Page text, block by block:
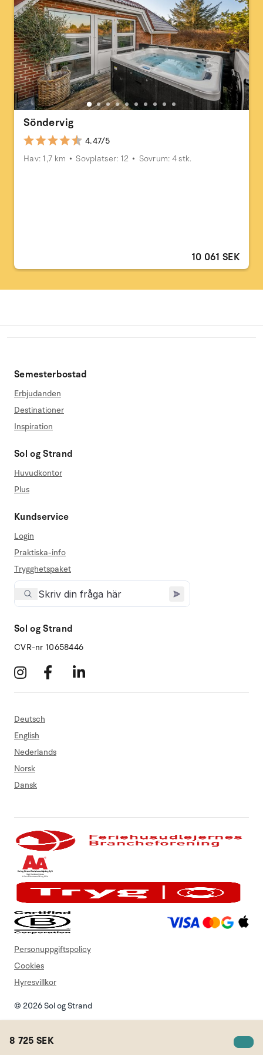
8 725 SEK
Söndervig
4.47/5
Hav: 1,7 km
Sovplatser: 12 Sovrum: 4 stk.
10 061 SEK
Semesterbostad
Erbjudanden
Destinationer
Inspiration
Sol og Strand
Huvudkontor
Plus
Kundservice
Login
Praktiska-info
Trygghetspaket
Sol og Strand
CVR-nr 10658446
Deutsch
English
Nederlands
Norsk
Dansk
© 2026 Sol og Strand
Personuppgiftspolicy
Cookies
Hyresvillkor